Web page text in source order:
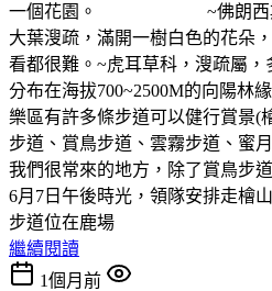
一個花園。 ~佛朗西斯.霍
大葉溲疏，滿開一樹白色的花朵
看都很難。~虎耳草科，溲疏屬，
分布在海拔700~2500M的向陽林
樂區有許多條步道可以健行賞景(
步道、賞鳥步道、雲霧步道、蜜
我們很常來的地方，除了賞鳥步
6月7日午後時光，領隊安排走檜
步道位在鹿場
繼續閱讀
1個月前